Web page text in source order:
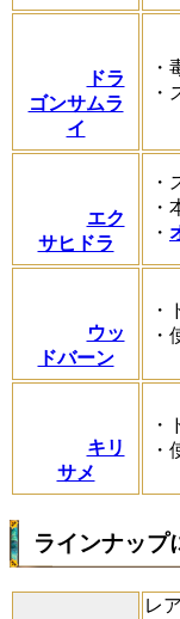
ドラ
ゴンサムラ
イ
エク
サヒドラ
・
・
ウッ
ドバーン
キリ
サメ
ラインナップ
レ